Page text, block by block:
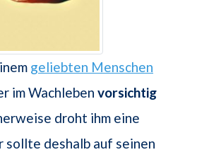
geliebten Menschen
im Wachleben vorsichtig
droht ihm eine
sollte deshalb auf seinen